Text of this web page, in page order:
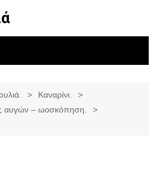
Καναρίνι.
αυγών – ωοσκόπηση.